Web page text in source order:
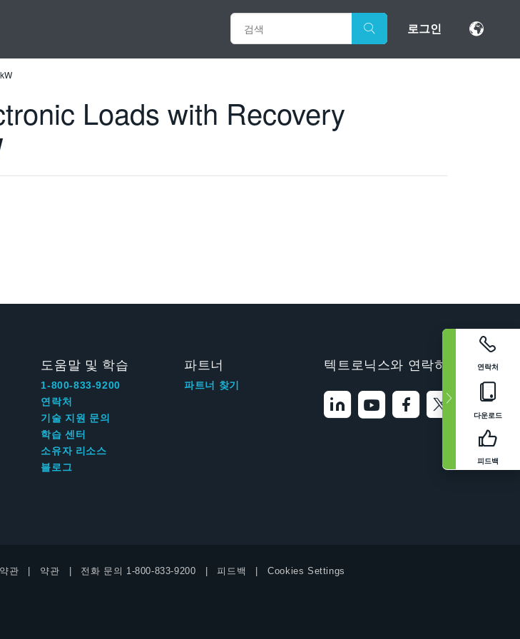
로그인
연락처
다운로드
피드백
Loads with Recovery
도움말 및 학습
1-800-833-9200
연락처
기술 지원 문의
학습 센터
소유자 리소스
블로그
파트너
파트너 찾기
텍트로닉스와 연락하기
관 약관 전화 문의 1-800-833-9200 피드백 Cookies Settings